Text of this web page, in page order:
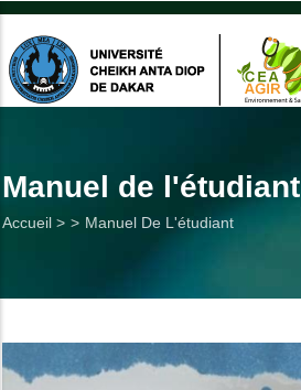
Aller
contenu
principal
Manuel de l'étudiant
Fil
Accueil > Manuel De L'étudiant